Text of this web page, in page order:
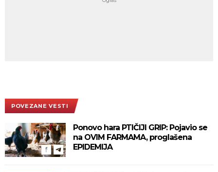
POVEZANE VESTI
Ponovo hara PTIČIJI GRIP: Pojavio se
na OVIM FARMAMA, proglašena
EPIDEMIJA